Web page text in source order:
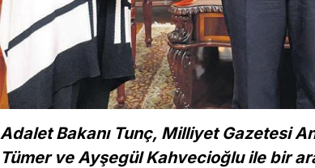
Adalet Bakanı Tunç, Milliyet Gazetesi
Tümer ve Ayşegül Kahvecioğlu ile bir